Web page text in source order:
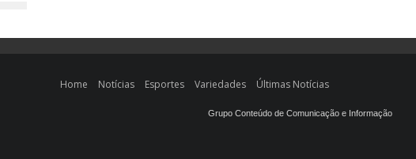
Home Notícias Esportes Variedades Últimas Notícias
Grupo Conteúdo de Comunicação e Informação